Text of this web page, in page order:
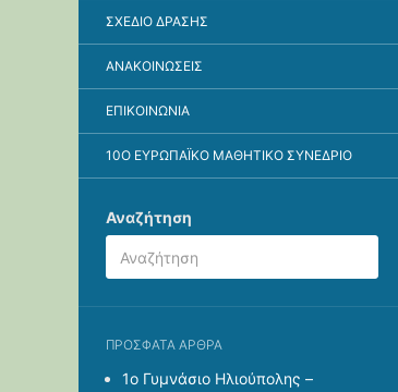
ΣΧΈΔΙΟ ΔΡΆΣΗΣ
ΑΝΑΚΟΙΝΏΣΕΙΣ
ΕΠΙΚΟΙΝΩΝΊΑ
10O ΕΥΡΩΠΑΪΚΌ ΜΑΘΗΤΙΚΌ ΣΥΝΈΔΡΙΟ
Αναζήτηση
ΠΡΌΣΦΑΤΑ ΆΡΘΡΑ
1ο Γυμνάσιο Ηλιούπολης –